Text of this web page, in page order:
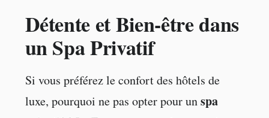
Détente et Bien-être dans
un Spa Privatif
Si vous préférez le confort des hôtels de
luxe, pourquoi ne pas opter pour unspa